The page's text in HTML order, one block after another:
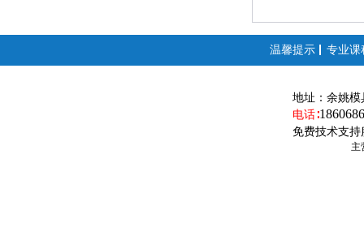
温馨提示 专业课
地址： 余姚模
电话∶
免费技术支持
主